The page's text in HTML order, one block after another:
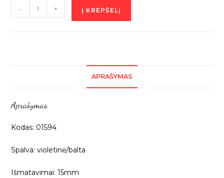
produkto
kiekis:
1vnt
- + Į KREPŠELĮ
APRAŠYMAS
Aprašymas
Kodas: 01594
Spalva: violetinė/balta
Išmatavimai: 15mm